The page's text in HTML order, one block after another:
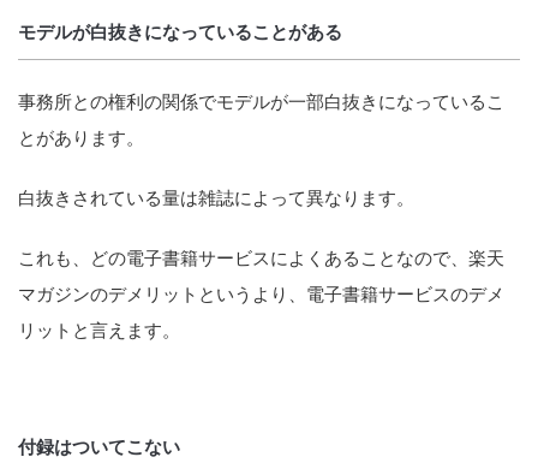
モデルが白抜きになっていることがある
事務所との権利の関係でモデルが一部白抜きになっているこ
とがあります。
白抜きされている量は雑誌によって異なります。
これも、どの電子書籍サービスによくあることなので、楽天
マガジンのデメリットというより、電子書籍サービスのデメ
リットと言えます。
付録はついてこない